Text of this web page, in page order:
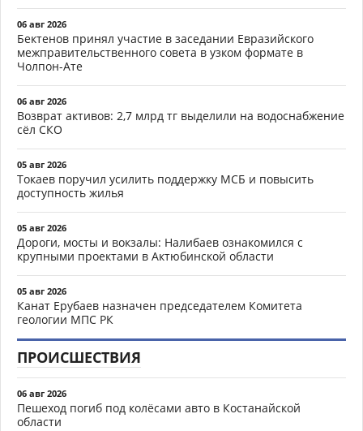
06 авг 2026
Бектенов принял участие в заседании Евразийского
межправительственного совета в узком формате в
Чолпон-Ате
06 авг 2026
Возврат активов: 2,7 млрд тг выделили на водоснабжение
сёл СКО
05 авг 2026
Токаев поручил усилить поддержку МСБ и повысить
доступность жилья
05 авг 2026
Дороги, мосты и вокзалы: Налибаев ознакомился с
крупными проектами в Актюбинской области
05 авг 2026
Канат Ерубаев назначен председателем Комитета
геологии МПС РК
ПРОИСШЕСТВИЯ
06 авг 2026
Пешеход погиб под колёсами авто в Костанайской
области